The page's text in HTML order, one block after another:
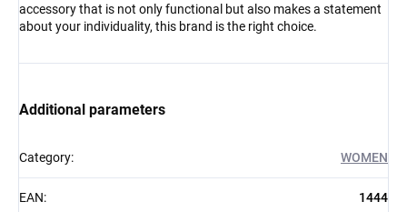
accessory that is not only functional but also makes a statement
about your individuality, this brand is the right choice.
Additional parameters
Category: WOMEN
EAN: 1444